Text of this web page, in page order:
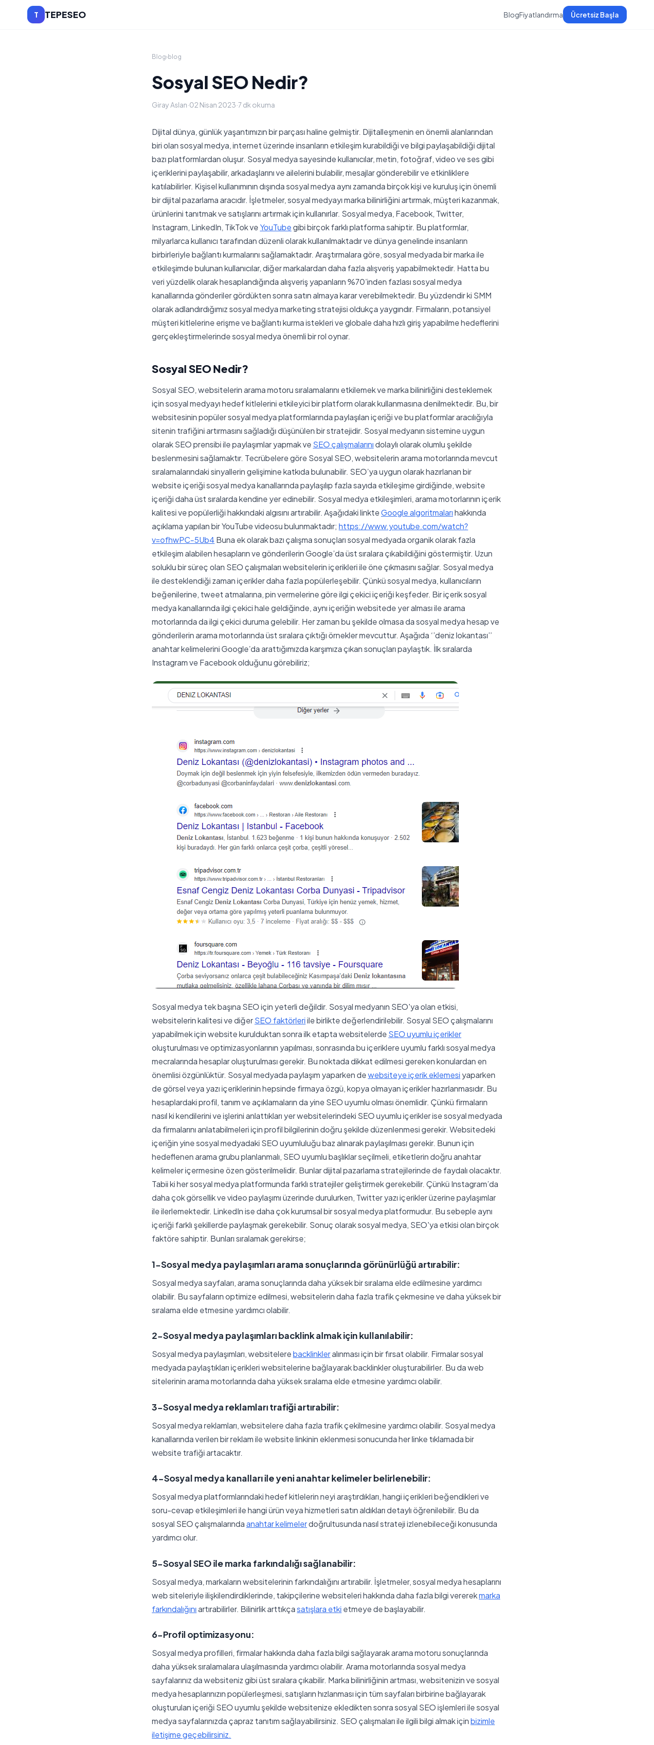
T TEPESEO BlogFiyatlandırma Ücretsiz Başla
Blog› blog
Sosyal SEO Nedir?
Giray Aslan·02 Nisan 2023·7 dk okuma
Dijital dünya, günlük yaşantımızın bir parçası haline gelmiştir. Dijitalleşmenin en önemli alanlarından
biri olan sosyal medya, internet üzerinde insanların etkileşim kurabildiği ve bilgi paylaşabildiği dijital
bazı platformlardan oluşur. Sosyal medya sayesinde kullanıcılar, metin, fotoğraf, video ve ses gibi
içeriklerini paylaşabilir, arkadaşlarını ve ailelerini bulabilir, mesajlar gönderebilir ve etkinliklere
katılabilirler. Kişisel kullanımının dışında sosyal medya aynı zamanda birçok kişi ve kuruluş için önemli
bir dijital pazarlama aracıdır. İşletmeler, sosyal medyayı marka bilinirliğini artırmak, müşteri kazanmak,
ürünlerini tanıtmak ve satışlarını artırmak için kullanırlar. Sosyal medya, Facebook, Twitter,
Instagram, LinkedIn, TikTok veYouTubegibi birçok farklı platforma sahiptir. Bu platformlar,
milyarlarca kullanıcı tarafından düzenli olarak kullanılmaktadır ve dünya genelinde insanların
birbirleriyle bağlantı kurmalarını sağlamaktadır. Araştırmalara göre, sosyal medyada bir marka ile
etkileşimde bulunan kullanıcılar, diğer markalardan daha fazla alışveriş yapabilmektedir. Hatta bu
veri yüzdelik olarak hesaplandığında alışveriş yapanların %70’inden fazlası sosyal medya
kanallarında gönderiler gördükten sonra satın almaya karar verebilmektedir. Bu yüzdendir ki SMM
olarak adlandırdığımız sosyal medya marketing stratejisi oldukça yaygındır. Firmaların, potansiyel
müşteri kitlelerine erişme ve bağlantı kurma istekleri ve globale daha hızlı giriş yapabilme hedeflerini
gerçekleştirmelerinde sosyal medya önemli bir rol oynar.
Sosyal SEO Nedir?
Sosyal SEO, websitelerin arama motoru sıralamalarını etkilemek ve marka bilinirliğini desteklemek
için sosyal medyayı hedef kitlelerini etkileyici bir platform olarak kullanmasına denilmektedir. Bu, bir
websitesinin popüler sosyal medya platformlarında paylaşılan içeriği ve bu platformlar aracılığıyla
sitenin trafiğini artırmasını sağladığı düşünülen bir stratejidir. Sosyal medyanın sistemine uygun
olarak SEO prensibi ile paylaşımlar yapmak ve SEO çalışmalarınıdolaylı olarak olumlu şekilde
beslenmesini sağlamaktır. Tecrübelere göre Sosyal SEO, websitelerin arama motorlarında mevcut
sıralamalarındaki sinyallerin gelişimine katkıda bulunabilir. SEO’ya uygun olarak hazırlanan bir
website içeriği sosyal medya kanallarında paylaşılıp fazla sayıda etkileşime girdiğinde, website
içeriği daha üst sıralarda kendine yer edinebilir. Sosyal medya etkileşimleri, arama motorlarının içerik
kalitesi ve popülerliği hakkındaki algısını artırabilir. Aşağıdaki linkteGoogle algoritmalarıhakkında
açıklama yapılan bir YouTube videosu bulunmaktadır; https://www.youtube.com/watch?
v=ofhwPC-5Ub4 Buna ek olarak bazı çalışma sonuçları sosyal medyada organik olarak fazla
etkileşim alabilen hesapların ve gönderilerin Google’da üst sıralara çıkabildiğini göstermiştir. Uzun
soluklu bir süreç olan SEO çalışmaları websitelerin içerikleri ile öne çıkmasını sağlar. Sosyal medya
ile desteklendiği zaman içerikler daha fazla popülerleşebilir. Çünkü sosyal medya, kullanıcıların
beğenilerine, tweet atmalarına, pin vermelerine göre ilgi çekici içeriği keşfeder. Bir içerik sosyal
medya kanallarında ilgi çekici hale geldiğinde, aynı içeriğin websitede yer alması ile arama
motorlarında da ilgi çekici duruma gelebilir. Her zaman bu şekilde olmasa da sosyal medya hesap ve
gönderilerin arama motorlarında üst sıralara çıktığı örnekler mevcuttur. Aşağıda ‘’deniz lokantası’’
anahtar kelimelerini Google’da arattığımızda karşımıza çıkan sonuçları paylaştık. İlk sıralarda
Instagram ve Facebook olduğunu görebiliriz;
Sosyal medya tek başına SEO için yeterli değildir. Sosyal medyanın SEO'ya olan etkisi,
websitelerin kalitesi ve diğerSEO faktörleriile birlikte değerlendirilebilir. Sosyal SEO çalışmalarını
yapabilmek için website kurulduktan sonra ilk etapta websitelerde SEO uyumlu içerikler
oluşturulması ve optimizasyonlarının yapılması, sonrasında bu içeriklere uyumlu farklı sosyal medya
mecralarında hesaplar oluşturulması gerekir. Bu noktada dikkat edilmesi gereken konulardan en
önemlisi özgünlüktür. Sosyal medyada paylaşım yaparken dewebsiteye içerik eklemesi yaparken
de görsel veya yazı içeriklerinin hepsinde firmaya özgü, kopya olmayan içerikler hazırlanmasıdır. Bu
hesaplardaki profil, tanım ve açıklamaların da yine SEO uyumlu olması önemlidir. Çünkü firmaların
nasıl ki kendilerini ve işlerini anlattıkları yer websitelerindeki SEO uyumlu içerikler ise sosyal medyada
da firmalarını anlatabilmeleri için profil bilgilerinin doğru şekilde düzenlenmesi gerekir. Websitedeki
içeriğin yine sosyal medyadaki SEO uyumluluğu baz alınarak paylaşılması gerekir. Bunun için
hedeflenen arama grubu planlanmalı, SEO uyumlu başlıklar seçilmeli, etiketlerin doğru anahtar
kelimeler içermesine özen gösterilmelidir. Bunlar dijital pazarlama stratejilerinde de faydalı olacaktır.
Tabii ki her sosyal medya platformunda farklı stratejiler geliştirmek gerekebilir. Çünkü Instagram’da
daha çok görsellik ve video paylaşımı üzerinde durulurken, Twitter yazı içerikler üzerine paylaşımlar
ile ilerlemektedir. LinkedIn ise daha çok kurumsal bir sosyal medya platformudur. Bu sebeple aynı
içeriği farklı şekillerde paylaşmak gerekebilir. Sonuç olarak sosyal medya, SEO'ya etkisi olan birçok
faktöre sahiptir. Bunları sıralamak gerekirse;
1-Sosyal medya paylaşımları arama sonuçlarında görünürlüğü artırabilir:
Sosyal medya sayfaları, arama sonuçlarında daha yüksek bir sıralama elde edilmesine yardımcı
olabilir. Bu sayfaların optimize edilmesi, websitelerin daha fazla trafik çekmesine ve daha yüksek bir
sıralama elde etmesine yardımcı olabilir.
2-Sosyal medya paylaşımları backlink almak için kullanılabilir:
Sosyal medya paylaşımları, websitelerebacklinkleralınması için bir fırsat olabilir. Firmalar sosyal
medyada paylaştıkları içerikleri websitelerine bağlayarak backlinkler oluşturabilirler. Bu da web
sitelerinin arama motorlarında daha yüksek sıralama elde etmesine yardımcı olabilir.
3-Sosyal medya reklamları trafiği artırabilir:
Sosyal medya reklamları, websitelere daha fazla trafik çekilmesine yardımcı olabilir. Sosyal medya
kanallarında verilen bir reklam ile website linkinin eklenmesi sonucunda her linke tıklamada bir
website trafiği artacaktır.
4-Sosyal medya kanalları ile yeni anahtar kelimeler belirlenebilir:
Sosyal medya platformlarındaki hedef kitlelerin neyi araştırdıkları, hangi içerikleri beğendikleri ve
soru-cevap etkileşimleri ile hangi ürün veya hizmetleri satın aldıkları detaylı öğrenilebilir. Bu da
sosyal SEO çalışmalarındaanahtar kelimelerdoğrultusunda nasıl strateji izlenebileceği konusunda
yardımcı olur.
5-Sosyal SEO ile marka farkındalığı sağlanabilir:
Sosyal medya, markaların websitelerinin farkındalığını artırabilir. İşletmeler, sosyal medya hesaplarını
web siteleriyle ilişkilendirdiklerinde, takipçilerine websiteleri hakkında daha fazla bilgi vererekmarka
farkındalığınıartırabilirler. Bilinirlik arttıkçasatışlara etki etmeye de başlayabilir.
6-Profil optimizasyonu:
Sosyal medya profilleri, firmalar hakkında daha fazla bilgi sağlayarak arama motoru sonuçlarında
daha yüksek sıralamalara ulaşılmasında yardımcı olabilir. Arama motorlarında sosyal medya
sayfalarınız da websiteniz gibi üst sıralara çıkabilir. Marka bilinirliğinin artması, websitenizin ve sosyal
medya hesaplarınızın popülerleşmesi, satışların hızlanması için tüm sayfaları birbirine bağlayarak
oluşturulan içeriği SEO uyumlu şekilde websitenize ekledikten sonra sosyal SEO işlemleri ile sosyal
medya sayfalarınızda çapraz tanıtım sağlayabilirsiniz. SEO çalışmaları ile ilgili bilgi almak içinbizimle
iletişime geçebilirsiniz.